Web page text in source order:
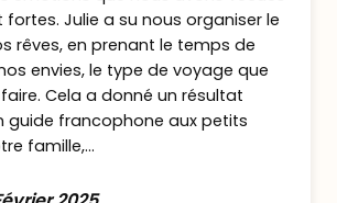
les plus actives en matière
animale.
votre arrivée, suivi d’unpremier
midi.
Julie a su nous organiser le
rêves, en prenant le temps de
envies, le type de voyage que
Cela a donné un résultat
guide francophone aux petits
famille,...